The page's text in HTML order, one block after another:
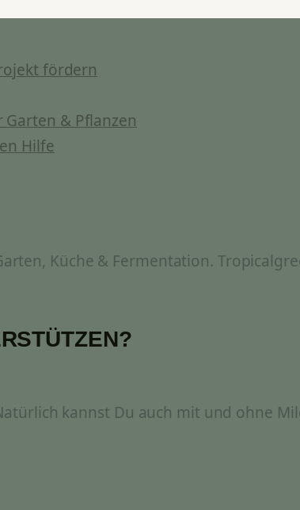
fördern
& Pflanzen
Hilfe
Küche & Fermentation.
kannst Du auch mit und ohne